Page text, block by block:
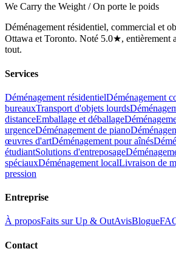
We Carry the Weight / On porte le poids
Déménagement résidentiel, commercial et
Ottawa et Toronto. Noté 5.0★, entièrement
tout.
Services
Déménagement résidentielDéménagement
bureauxTransport d'objets lourds
distanceEmballage et déballage
urgenceDéménagement de piano
œuvres d'artDéménagement pour aînés
étudiantSolutions d'entreposage
spéciauxDéménagement localLivraison de
pression
Entreprise
À proposFaits sur Up & OutAvisBlogue
Contact